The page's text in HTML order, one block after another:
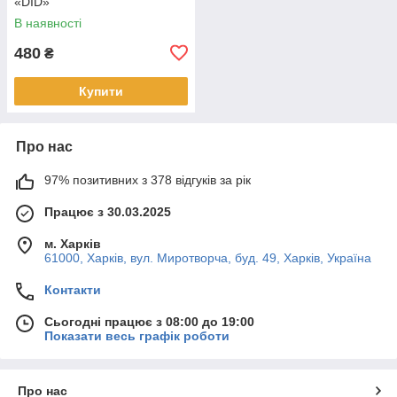
В наявності
480 ₴
Купити
Про нас
97% позитивних з 378 відгуків за рік
Працює з 30.03.2025
м. Харків
61000, Харків, вул. Миротворча, буд. 49, Харків, Україна
Контакти
Сьогодні працює з 08:00 до 19:00
Показати весь графік роботи
Про нас